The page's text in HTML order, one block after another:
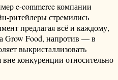
e-commerce компании
ритейлеры стремились
предлагая всё и каждому,
Grow Food, напротив — в
выкристаллизовать
конкуренции относительно